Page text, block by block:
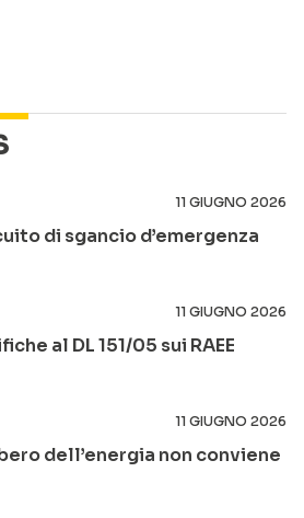
11 GIUGNO 2026
di sgancio d’emergenza
11 GIUGNO 2026
al DL 151/05 sui RAEE
11 GIUGNO 2026
dell’energia non conviene